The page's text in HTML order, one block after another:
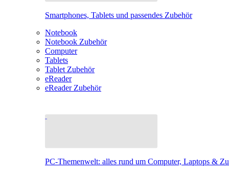
Smartphones, Tablets und passendes Zubehör
Notebook
Notebook Zubehör
Computer
Tablets
Tablet Zubehör
eReader
eReader Zubehör
PC-Themenwelt: alles rund um Computer, Laptops &